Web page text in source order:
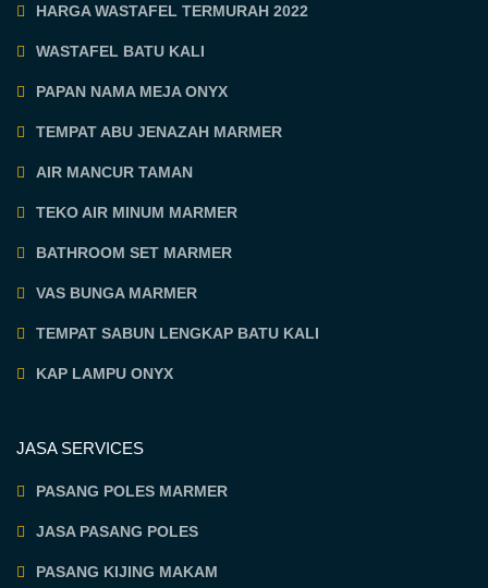
HARGA WASTAFEL TERMURAH 2022
WASTAFEL BATU KALI
PAPAN NAMA MEJA ONYX
TEMPAT ABU JENAZAH MARMER
AIR MANCUR TAMAN
TEKO AIR MINUM MARMER
BATHROOM SET MARMER
VAS BUNGA MARMER
TEMPAT SABUN LENGKAP BATU KALI
KAP LAMPU ONYX
JASA SERVICES
PASANG POLES MARMER
JASA PASANG POLES
PASANG KIJING MAKAM